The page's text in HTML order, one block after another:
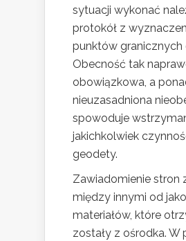
sytuacji wykonać
protokół z
punktów granicznych
Obecność tak
obowiązkowa, a
nieuzasadniona
spowoduje
jakichkolwiek
geodety.
Zawiadomienie stron
między innymi od
materiałów, które
zostały z ośrodka. W